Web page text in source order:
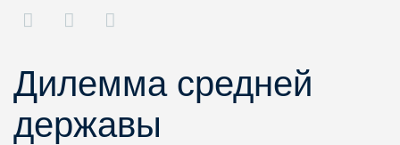
Дилемма средней
державы